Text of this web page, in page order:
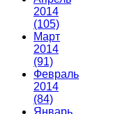
2014
(105)
Март
2014
(91)
Февраль
2014
(84)
Январь